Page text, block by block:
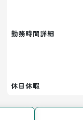
勤務時間詳細
休日休暇